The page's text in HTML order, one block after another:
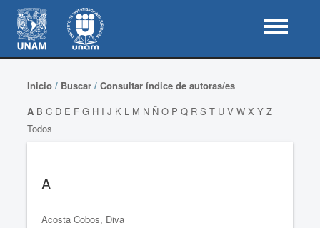
Inicio/ Buscar/ Consultar índice de autoras/es
A B C D E F G H I J K L M N Ñ O P Q R S T U V W X Y Z
Todos
A
Acosta Cobos, Diva